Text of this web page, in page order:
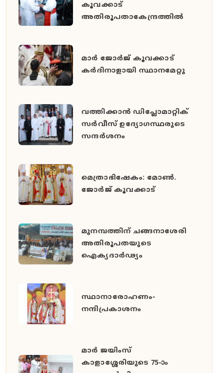
കൂവക്കാട്
അതിരൂപതാകേന്ദ്രത്തിൽ
മാർ ജോർജ് കൂവക്കാട്
കർദിനാളായി സ്ഥാനമേറ്റു
വത്തിക്കാൻ ഡിപ്ലോമാറ്റിക്
സർവീസ് ഉദ്യോഗസ്ഥരുടെ
സന്ദർശനം
മെത്രാഭിഷേകം: മോൺ.
ജോർജ് കൂവക്കാട്
മുനമ്പത്തിന് ചങ്ങനാശേരി
അതിരൂപതയുടെ
ഐക്യദാർഢ്യം
സ്ഥാനാരോഹണം-
നന്ദിപ്രകാശനം
മാർ ജയിംസ്
കാളാശ്ശേരിയുടെ 75-ാം